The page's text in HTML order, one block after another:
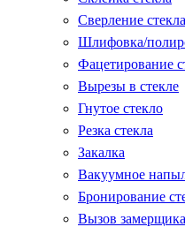
Сверление стекла
Шлифовка/
Фацетирование
Вырезы в стекле
Гнутое стекло
Резка стекла
Закалка
Вакуумное
Бронирование
Вызов замерщика